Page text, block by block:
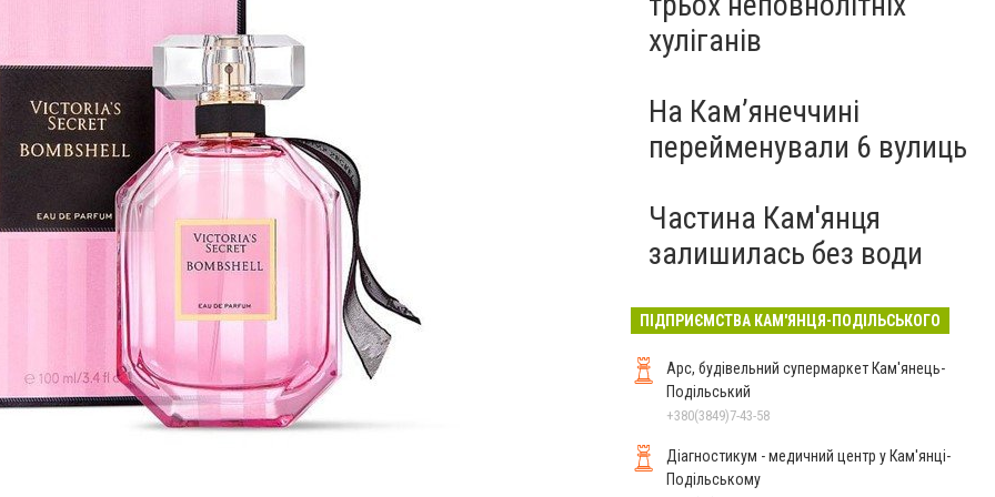
хуліганів
На Камʼянеччині
перейменували 6 вулиць
Частина Кам'янця
залишилась без води
ПІДПРИЄМСТВА КАМ'ЯНЦЯ-ПОДІЛЬСЬКОГО
Арс, будівельний супермаркет Кам'янець-
Подільський
+380(3849)7-43-58
Діагностикум - медичний центр у Кам'янці-
Подільському